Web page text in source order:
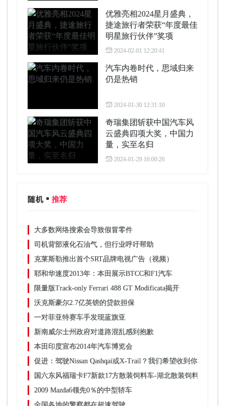
优雅亮相2024星月盛典，
捷途旅行者荣获“年度最佳
明星旅行伙伴”奖项
2024-02-01 12:20:41
汽车内卷时代，思域归来
仍是热销
2024-01-30 12:31:10
奇瑞集团斩获中国汽车风
云盛典四项大奖，中国力
量，实至名归
2024-01-29 16:00:26
随机 推荐
大多数网络搜索会导致假冒零件
司机背部液化石油气，但行业呼吁帮助
克莱斯勒推出首个SRT品牌电视广告（视频）
耶和华速度2013年：本田展示BTCC和F1汽车
限量版Track-only Ferrari 488 GT Modificata揭开
沃克斯豪尔2.7亿英镑的贷款担保
一对菲亚特赛车手发现蓝旗亚
新南威尔士州政府对道路混乱感到抱歉
本田印度宣布2014年汽车博览会
促进：驾驶Nissan Qashqai或X-Trail？我们希望收到你的来信
国六东风福瑞卡F7新款17方散装饲料车-湖北散装饲料运输车
2009 Mazda6领先0％的中型轿车
全国各地的警察都在超速驾驶